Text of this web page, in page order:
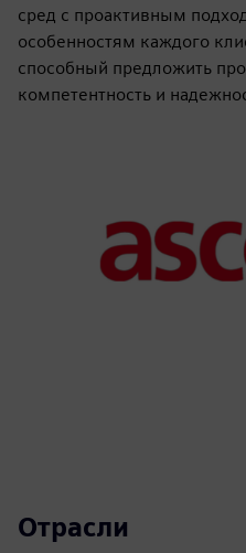
сред с проактивным
особенностям каждого
способный предложить
компетентность и
Отрасли